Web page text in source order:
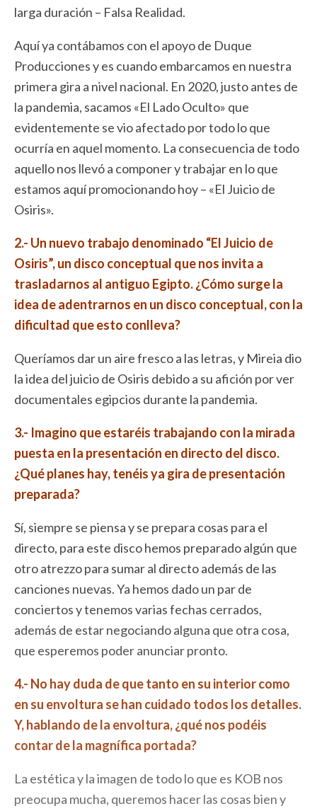
larga duración – Falsa Realidad.
Aquí ya contábamos con el apoyo de Duque
Producciones y es cuando embarcamos en nuestra
primera gira a nivel nacional. En 2020, justo antes de
la pandemia, sacamos «El Lado Oculto» que
evidentemente se vio afectado por todo lo que
ocurría en aquel momento. La consecuencia de todo
aquello nos llevó a componer y trabajar en lo que
estamos aquí promocionando hoy – «El Juicio de
Osiris».
2.- Un nuevo trabajo denominado “El Juicio de
Osiris”, un disco conceptual que nos invita a
trasladarnos al antiguo Egipto. ¿Cómo surge la
idea de adentrarnos en un disco conceptual, con la
dificultad que esto conlleva?
Queríamos dar un aire fresco a las letras, y Mireia dio
la idea del juicio de Osiris debido a su afición por ver
documentales egipcios durante la pandemia.
3.- Imagino que estaréis trabajando con la mirada
puesta en la presentación en directo del disco.
¿Qué planes hay, tenéis ya gira de presentación
preparada?
Sí, siempre se piensa y se prepara cosas para el
directo, para este disco hemos preparado algún que
otro atrezzo para sumar al directo además de las
canciones nuevas. Ya hemos dado un par de
conciertos y tenemos varias fechas cerrados,
además de estar negociando alguna que otra cosa,
que esperemos poder anunciar pronto.
4.- No hay duda de que tanto en su interior como
en su envoltura se han cuidado todos los detalles.
Y, hablando de la envoltura, ¿qué nos podéis
contar de la magnífica portada?
La estética y la imagen de todo lo que es KOB nos
preocupa mucha, queremos hacer las cosas bien y